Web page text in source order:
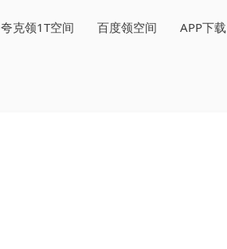
夸克领1T空间 百度领空间 APP下载